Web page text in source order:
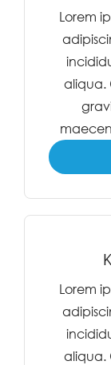
Lorem
aliqua.
Lorem
aliqua.